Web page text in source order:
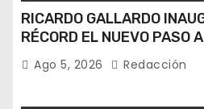
RICARDO GALLARDO
RÉCORD EL NUEVO PASO
CIRCUITO POTOSÍ
Ago 5, 2026 Redacción